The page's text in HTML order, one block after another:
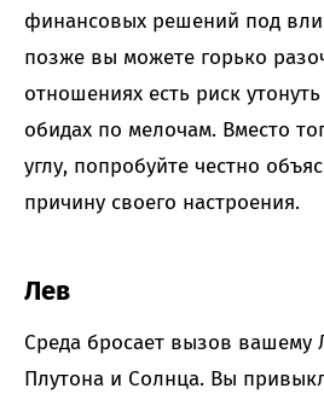
финансовых решений под
позже вы можете горько
отношениях есть риск
обидах по мелочам. Вместо
углу, попробуйте честно
причину своего настроения.
Лев
Среда бросает вызов вашему
Плутона и Солнца. Вы